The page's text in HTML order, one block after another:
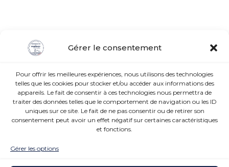
Gérer le consentement
Pour offrir les meilleures expériences, nous utilisons des technologies
telles que les cookies pour stocker et/ou accéder aux informations des
appareils. Le fait de consentir à ces technologies nous permettra de
traiter des données telles que le comportement de navigation ou les ID
uniques sur ce site. Le fait de ne pas consentir ou de retirer son
consentement peut avoir un effet négatif sur certaines caractéristiques
et fonctions.
Gérer les options